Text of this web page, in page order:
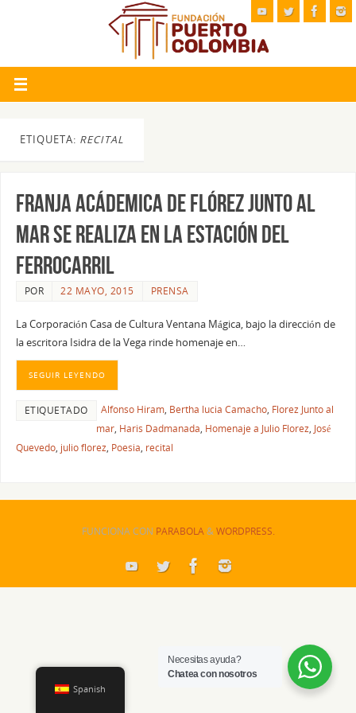
ETIQUETA: RECITAL
FRANJA ACÁDEMICA DE FLÓREZ JUNTO AL
MAR SE REALIZA EN LA ESTACIÓN DEL
FERROCARRIL
POR 22 MAYO, 2015 PRENSA
La Corporación Casa de Cultura Ventana Mágica, bajo la dirección de
la escritora Isidra de la Vega rinde homenaje en…
SEGUIR LEYENDO
ETIQUETADO Alfonso Hiram, Bertha lucia Camacho, Florez Junto al
mar, Haris Dadmanada, Homenaje a Julio Florez, José
Quevedo, julio florez, Poesia, recital
FUNCIONA CON PARABOLA&WORDPRESS.
Spanish
Necesitas ayuda?
Chatea con nosotros